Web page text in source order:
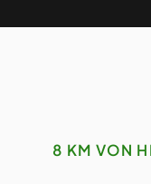
8 KM VON